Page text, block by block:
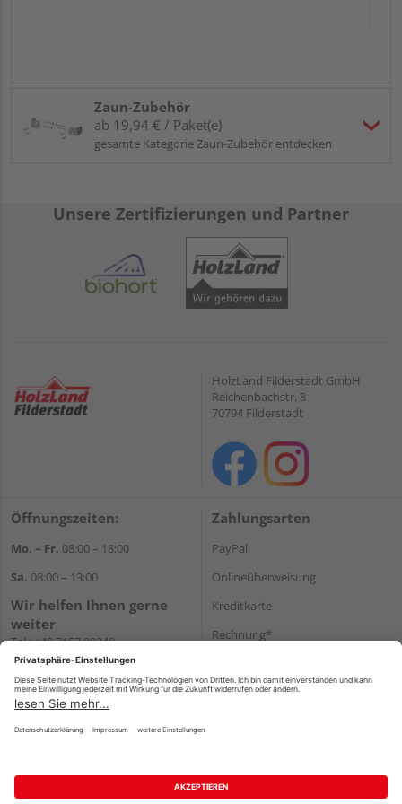
Zaun-Zubehör
ab 19,94 € / Paket(e)
gesamte Kategorie Zaun-Zubehör entdecken
Unsere Zertifizierungen und Partner
HolzLand Filderstadt GmbH
Reichenbachstr. 8
70794 Filderstadt
Öffnungszeiten:
Mo. – Fr. 08:00 – 18:00
Sa. 08:00 – 13:00
Wir helfen Ihnen gerne
weiter
Tel.:+49 7157 88240
E-Mail:shop@holzland-
filderstadt.de
Zahlungsarten
PayPal
Onlineüberweisung
Kreditkarte
Rechnung*
Versand
Impressum AGB Widerruf
Datenschutz